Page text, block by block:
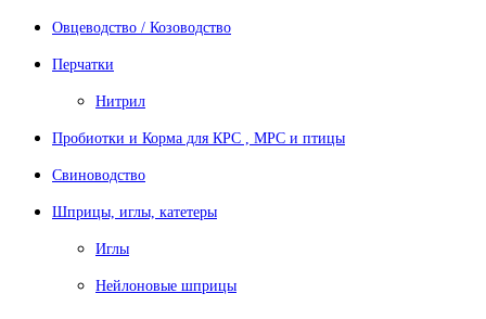
Овцеводство / Козоводство
Перчатки
Нитрил
Пробиотки и Корма для КРС , МРС и птицы
Свиноводство
Шприцы, иглы, катетеры
Иглы
Нейлоновые шприцы